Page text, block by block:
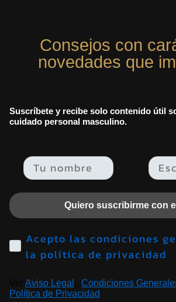
Consejos con
novedades que
Suscríbete y recibe solo contenido útil
cuidado personal masculino.
Email
Quiero suscribirme con
Acepto las condiciones generales y
la política de privacidad
Aviso Legal Condiciones
Política de Privacidad